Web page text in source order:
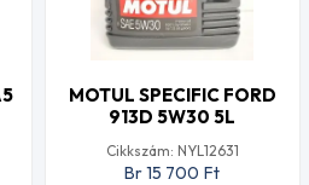
MOTUL SPECIFIC FORD
913D 5W30 5L
Cikkszám: NYL12631
Br 15 700 Ft